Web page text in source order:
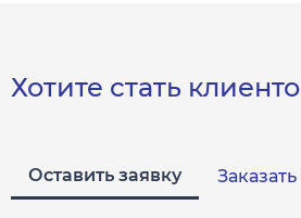
Хотите стать
Оставить заявку